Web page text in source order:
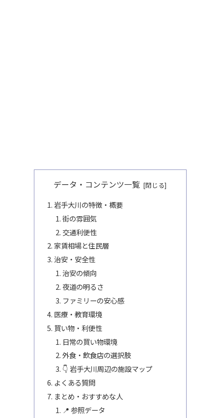
データ・コンテンツ一覧
岩手大川の特徴・概要
街の雰囲気
交通利便性
家賃相場と住民層
治安・安全性
治安の傾向
夜道の明るさ
ファミリーの安心感
医療・教育環境
買い物・利便性
日常の買い物環境
外食・飲食店の選択肢
👇 岩手大川周辺の施設マップ
よくある質問
まとめ・おすすめな人
📍 参照データ